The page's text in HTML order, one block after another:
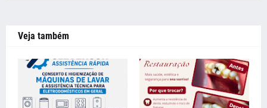
Veja também